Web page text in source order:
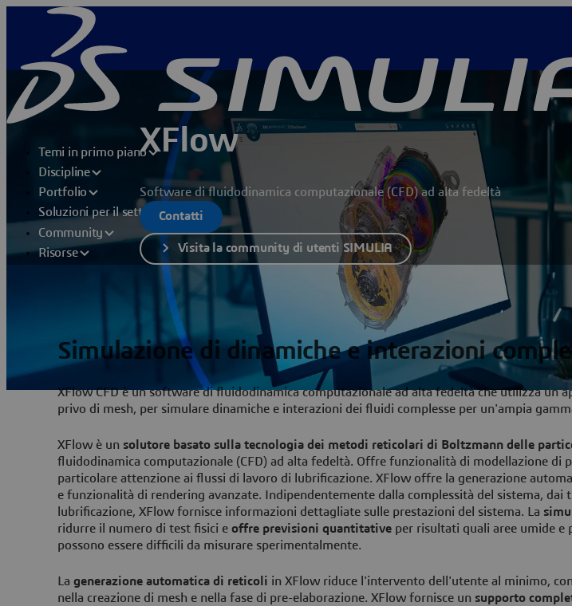
Temi in primo piano
Discipline
Portfolio
Soluzioni per il settore
Community
Risorse
XFlow
Software di fluidodinamica computazionale (CFD) ad alta fedeltà
Contatti
Visita la community di utenti SIMULIA
Simulazione di dinamiche e interazioni
XFlow CFD è un software di fluidodinamica computazionale ad alta fedeltà che utilizza un
privo di mesh, per simulare dinamiche e interazioni dei fluidi complesse per un'ampia
XFlow è un solutore basato sulla tecnologia dei metodi reticolari di Boltzmann delle
fluidodinamica computazionale (CFD) ad alta fedeltà. Offre funzionalità di modellazione di
particolare attenzione ai flussi di lavoro di lubrificazione. XFlow offre la generazione
e funzionalità di rendering avanzate. Indipendentemente dalla complessità del sistema, dai
lubrificazione, XFlow fornisce informazioni dettagliate sulle prestazioni del sistema. La
ridurre il numero di test fisici e offre previsioni quantitative per risultati quali aree umide e
possono essere difficili da misurare sperimentalmente.
La generazione automatica di reticoli in XFlow riduce l'intervento dell'utente al minimo,
nella creazione di mesh e nella fase di pre-elaborazione. XFlow fornisce un supporto